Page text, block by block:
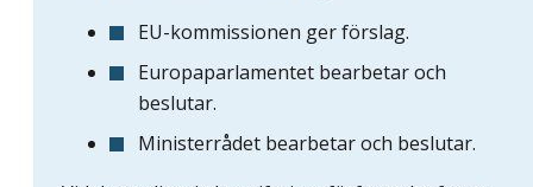
EU-kommissionen ger förslag.
Europaparlamentet bearbetar och
beslutar.
Ministerrådet bearbetar och beslutar.